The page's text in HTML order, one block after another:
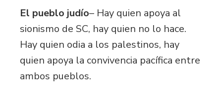
El pueblo judío– Hay quien apoya al
sionismo de SC, hay quien no lo hace.
Hay quien odia a los palestinos, hay
quien apoya la convivencia pacífica entre
ambos pueblos.